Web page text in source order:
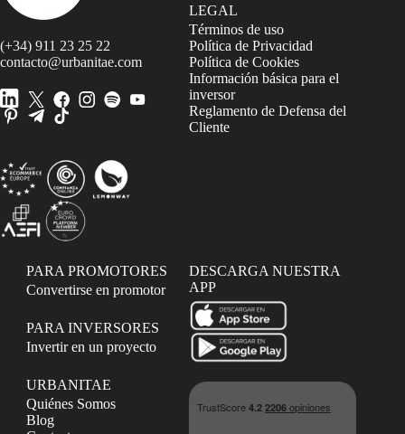
(+34) 911 23 25 22
contacto@urbanitae.com
LEGAL
Términos de uso
Política de Privacidad
Política de Cookies
Información básica para el
inversor
Reglamento de Defensa del
Cliente
PARA PROMOTORES
Convertirse en promotor
PARA INVERSORES
Invertir en un proyecto
URBANITAE
Quiénes Somos
Blog
DESCARGA NUESTRA
APP